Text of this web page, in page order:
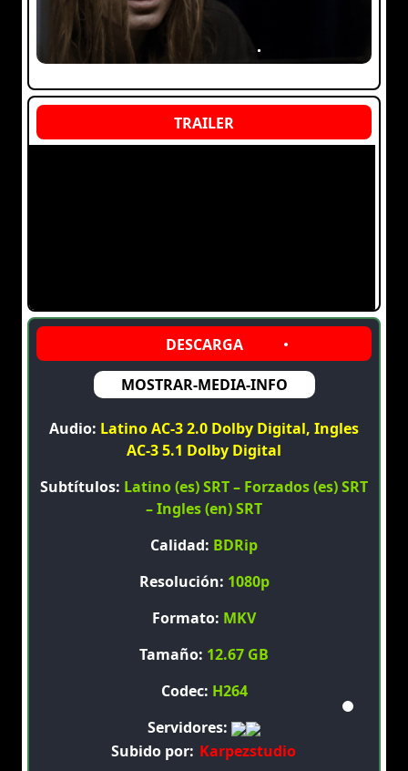
MOSTRAR-MEDIA-INFO
Audio: Latino AC-3 2.0 Dolby Digital, Ingles
AC-3 5.1 Dolby Digital
Subtítulos: Latino (es) SRT – Forzados (es) SRT
– Ingles (en) SRT
Calidad: BDRip
Resolución: 1080p
Formato: MKV
Tamaño: 12.67 GB
Codec: H264
Servidores:
Subido por: Karpezstudio